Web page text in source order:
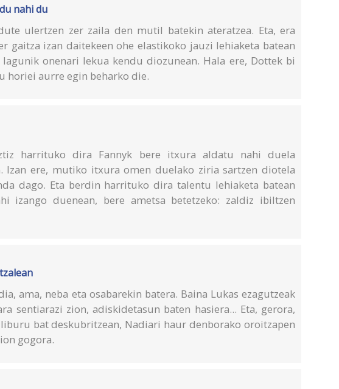
nahi du
ulertzen zer zaila den mutil batekin ateratzea. Eta, era
gaitza izan daitekeen ohe elastikoko jauzi lehiaketa batean
onenari lekua kendu diozunean. Hala ere, Dottek bi
horiei aurre egin beharko die.
harrituko dira Fannyk bere itxura aldatu nahi duela
Izan ere, mutiko itxura omen duelako ziria sartzen diotela
dago. Eta berdin harrituko dira talentu lehiaketa batean
izango duenean, bere ametsa betetzeko: zaldiz ibiltzen
ama, neba eta osabarekin batera. Baina Lukas ezagutzeak
sentiarazi zion, adiskidetasun baten hasiera... Eta, gerora,
bat deskubritzean, Nadiari haur denborako oroitzapen
gogora.